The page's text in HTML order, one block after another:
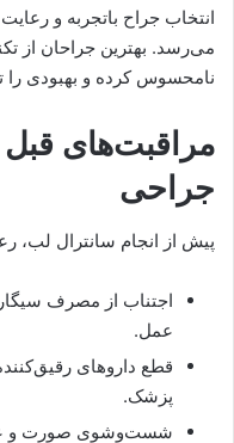
انتخاب جراح باتجربه و
می‌رسد. بهترین جراحان از
نامحسوس کرده و بهبودی
مراقبت‌های قبل
جراحی
پیش از انجام سانترال
عمل.
قطع داروهای
پزشک.
شست‌وشوی صورت و